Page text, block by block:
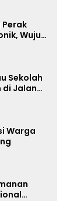
Perak
Wujud
Sekolah
di Jalan
Warga